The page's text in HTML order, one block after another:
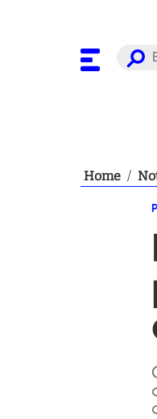
Home /